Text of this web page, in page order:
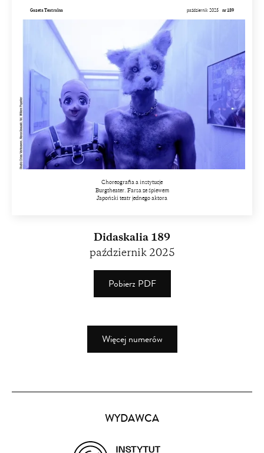
Gazeta Teatralna październik 2025 nr 189
Choreografia a instytucje
Burgtheater. Farsa ze śpiewem
Japoński teatr jednego aktora
Didaskalia 189
październik 2025
Pobierz PDF
(2.8
Więcej numerów
WYDAWCA